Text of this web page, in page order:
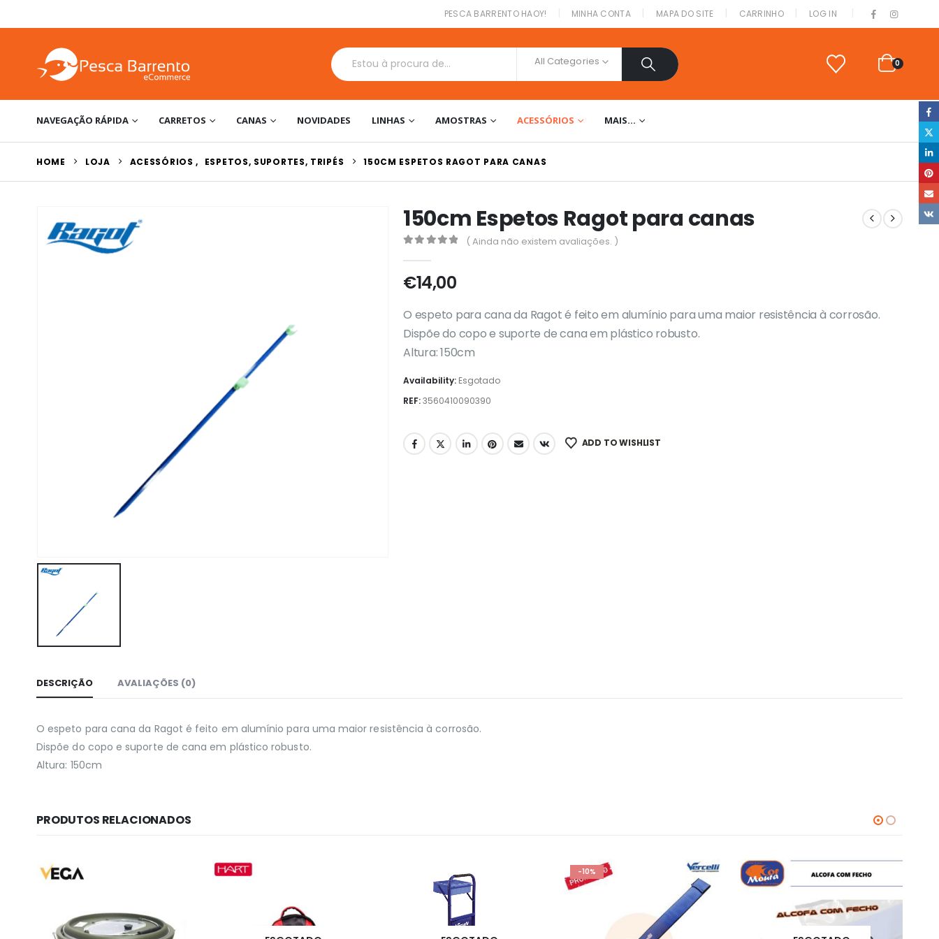
PESCA BARRENTO HAOY! MINHA CONTA MAPA DO SITE CARRINHO LOG IN
All Categories 0
NAVEGAÇÃO RÁPIDA CARRETOS CANAS NOVIDADES LINHAS AMOSTRAS ACESSÓRIOS MAIS…
HOME LOJA ACESSÓRIOS , ESPETOS, SUPORTES, TRIPÉS 150CM ESPETOS RAGOT PARA CANAS
150cm Espetos Ragot para canas
( Ainda não existem avaliações. )
€14,00
O espeto para cana da Ragot é feito em alumínio para uma maior resistência à corrosão.
Dispõe do copo e suporte de cana em plástico robusto.
Altura: 150cm
Availability: Esgotado
REF:3560410090390
ADD TO WISHLIST
DESCRIÇÃO AVALIAÇÕES (0)
O espeto para cana da Ragot é feito em alumínio para uma maior resistência à corrosão.
Dispõe do copo e suporte de cana em plástico robusto.
Altura: 150cm
PRODUTOS RELACIONADOS
-10%